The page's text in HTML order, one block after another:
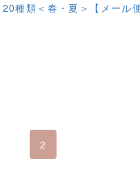
種類＜春・夏＞【メール便
2